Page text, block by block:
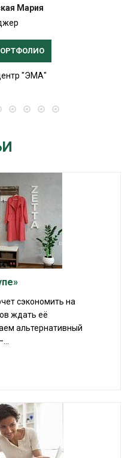
Мария
"ЭМА"
сэкономить на
ждать её
альтернативный